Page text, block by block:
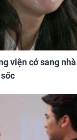
viện cớ sang